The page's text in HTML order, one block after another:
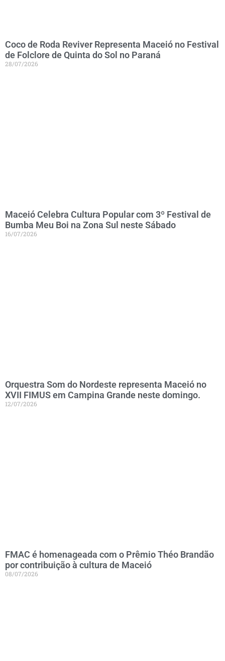
Coco de Roda Reviver Representa Maceió no Festival
de Folclore de Quinta do Sol no Paraná
28/07/2026
Maceió Celebra Cultura Popular com 3º Festival de
Bumba Meu Boi na Zona Sul neste Sábado
16/07/2026
Orquestra Som do Nordeste representa Maceió no
XVII FIMUS em Campina Grande neste domingo.
12/07/2026
FMAC é homenageada com o Prêmio Théo Brandão
por contribuição à cultura de Maceió
08/07/2026